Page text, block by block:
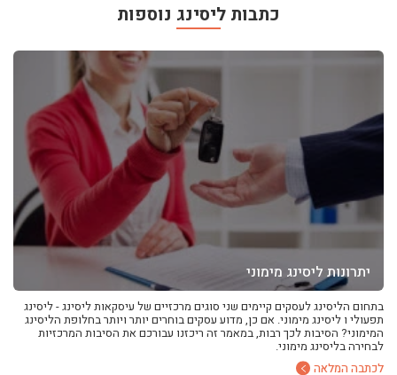
ליסינג תפעולי
השכרת רכב
חפשו רכב בקטלוג
מכירת רכבים
כתבות ליסינג
כתבות ליסינג נוספות
יתרונות ליסינג מימוני
בתחום הליסינג לעסקים קיימים שני סוגים מרכזיים של עיסקאות ליסינג - ליסינג
תפעולי ו ליסינג מימוני. אם כן, מדוע עסקים בוחרים יותר ויותר בחלופת הליסינג
המימוני? הסיבות לכך רבות, במאמר זה ריכזנו עבורכם את הסיבות המרכזיות
לבחירה בליסינג מימוני.
לכתבה המלאה